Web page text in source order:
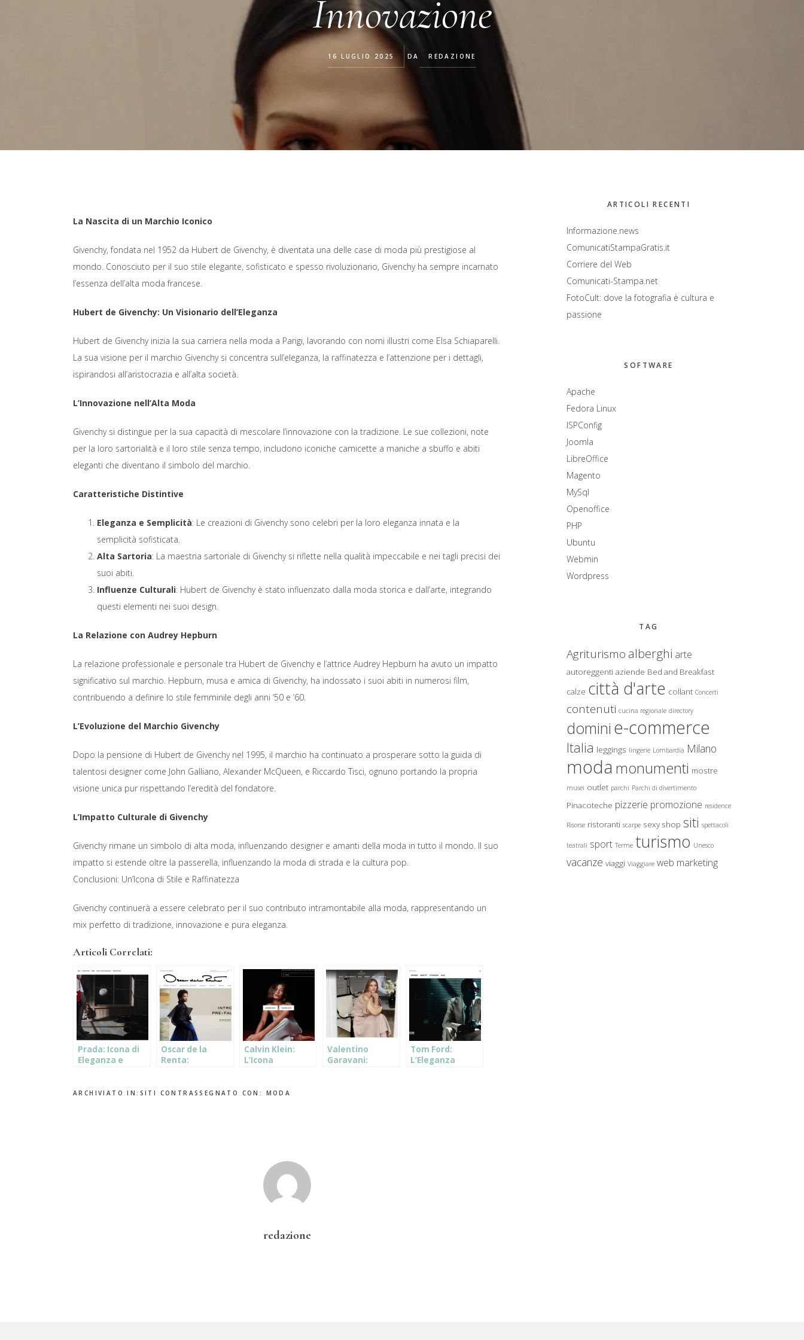
Innovazione
16 LUGLIO 2025 DA REDAZIONE
La Nascita di un Marchio Iconico
Givenchy, fondata nel 1952 da Hubert de Givenchy, è diventata una delle case di moda più prestigiose al
mondo. Conosciuto per il suo stile elegante, sofisticato e spesso rivoluzionario, Givenchy ha sempre incarnato
l’essenza dell’alta moda francese.
Hubert de Givenchy: Un Visionario dell’Eleganza
Hubert de Givenchy inizia la sua carriera nella moda a Parigi, lavorando con nomi illustri come Elsa Schiaparelli.
La sua visione per il marchio Givenchy si concentra sull’eleganza, la raffinatezza e l’attenzione per i dettagli,
ispirandosi all’aristocrazia e all’alta società.
L’Innovazione nell’Alta Moda
Givenchy si distingue per la sua capacità di mescolare l’innovazione con la tradizione. Le sue collezioni, note
per la loro sartorialità e il loro stile senza tempo, includono iconiche camicette a maniche a sbuffo e abiti
eleganti che diventano il simbolo del marchio.
Caratteristiche Distintive
Eleganza e Semplicità: Le creazioni di Givenchy sono celebri per la loro eleganza innata e la
semplicità sofisticata.
Alta Sartoria: La maestria sartoriale di Givenchy si riflette nella qualità impeccabile e nei tagli precisi dei
suoi abiti.
Influenze Culturali: Hubert de Givenchy è stato influenzato dalla moda storica e dall’arte, integrando
questi elementi nei suoi design.
La Relazione con Audrey Hepburn
La relazione professionale e personale tra Hubert de Givenchy e l’attrice Audrey Hepburn ha avuto un impatto
significativo sul marchio. Hepburn, musa e amica di Givenchy, ha indossato i suoi abiti in numerosi film,
contribuendo a definire lo stile femminile degli anni ’50 e ’60.
L’Evoluzione del Marchio Givenchy
Dopo la pensione di Hubert de Givenchy nel 1995, il marchio ha continuato a prosperare sotto la guida di
talentosi designer come John Galliano, Alexander McQueen, e Riccardo Tisci, ognuno portando la propria
visione unica pur rispettando l’eredità del fondatore.
L’Impatto Culturale di Givenchy
Givenchy rimane un simbolo di alta moda, influenzando designer e amanti della moda in tutto il mondo. Il suo
impatto si estende oltre la passerella, influenzando la moda di strada e la cultura pop.
Conclusioni: Un’Icona di Stile e Raffinatezza
Givenchy continuerà a essere celebrato per il suo contributo intramontabile alla moda, rappresentando un
mix perfetto di tradizione, innovazione e pura eleganza.
Articoli Correlati:
Prada: Icona di
Eleganza e
Italiana
Oscar de la
Renta:
Calvin Klein:
L’Icona
Valentino
Garavani:
Tom Ford:
L’Eleganza
ARCHIVIATO IN: SITI CONTRASSEGNATO CON: MODA
redazione
laterale
primaria
ARTICOLI RECENTI
Informazione.news
ComunicatiStampaGratis.it
Corriere del Web
Comunicati-Stampa.net
FotoCult: dove la fotografia è cultura e
passione
SOFTWARE
Apache
Fedora Linux
ISPConfig
Joomla
LibreOffice
Magento
MySql
Openoffice
PHP
Ubuntu
Webmin
Wordpress
TAG
Agriturismo alberghi arte
autoreggenti aziende Bed and Breakfast
calze città d'arte collant Concerti
contenuti cucina regionale directory
domini e-commerce
Italia leggings lingerie Lombardia Milano
moda monumenti mostre
musei outlet parchi Parchi di divertimento
Pinacoteche pizzerie promozione residence
Risorse ristoranti scarpe sexy shop siti spettacoli
teatrali sport Terme turismo Unesco
vacanze viaggi Viaggiare web marketing